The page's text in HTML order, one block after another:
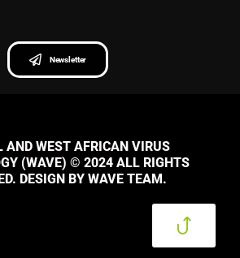
Newsletter
AND WEST AFRICAN VIRUS
(WAVE) © 2024 ALL RIGHTS
DESIGN BY WAVE TEAM.